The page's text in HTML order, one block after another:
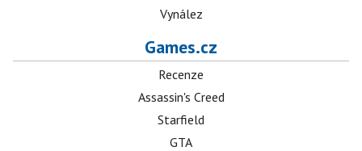
Vynález
Games.cz
Recenze
Assassin's Creed
Starfield
GTA